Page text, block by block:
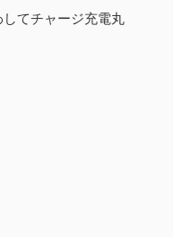
てチャージ充電丸